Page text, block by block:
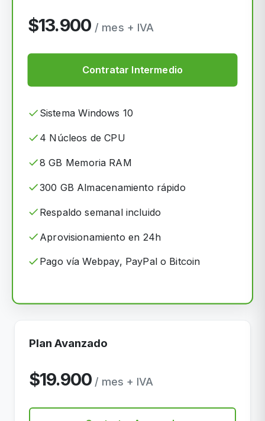
$13.900 / mes + IVA
Contratar Intermedio
Sistema Windows 10
4 Núcleos de CPU
8 GB Memoria RAM
300 GB Almacenamiento rápido
Respaldo semanal incluido
Aprovisionamiento en 24h
Pago vía Webpay, PayPal o Bitcoin
Plan Avanzado
$19.900 / mes + IVA